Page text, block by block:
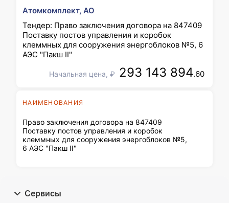
Атомкомплект, АО
Тендер: Право заключения договора на 847409
Поставку постов управления и коробок
клеммных для сооружения энергоблоков №5, 6
АЭС "Пакш II"
Начальная цена, ₽ 293 143 894.60
НАИМЕНОВАНИЯ
Право заключения договора на 847409
Поставку постов управления и коробок
клеммных для сооружения энергоблоков №5,
6 АЭС "Пакш II"
Сервисы